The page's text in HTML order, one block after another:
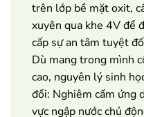
trên lớp bề mặt oxit,
xuyên qua khe 4V để
cấp sự an tâm tuyệt
Dù mang trong mình
cao, nguyên lý sinh
đổi: Nghiêm cấm ứng
vực ngập nước chủ